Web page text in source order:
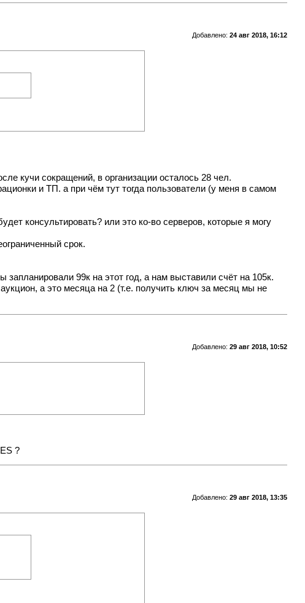
Добавлено: 24 авг 2018, 16:12
кучи сокращений, в организации осталось 28 чел.
и ТП. а при чём тут тогда пользователи (у меня в самом
консультировать? или это ко-во серверов, которые я могу
срок.
запланировали 99к на этот год, а нам выставили счёт на 105к.
а это месяца на 2 (т.е. получить ключ за месяц мы не
Добавлено: 29 авг 2018, 10:52
?
Добавлено: 29 авг 2018, 13:35